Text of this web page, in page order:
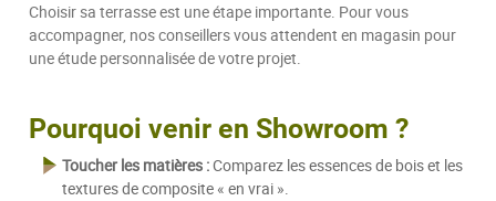
Choisir sa terrasse est une étape importante. Pour vous
accompagner, nos conseillers vous attendent en magasin pour
une étude personnalisée de votre projet.
Pourquoi venir en Showroom ?
Toucher les matières :Comparez les essences de bois et les
textures de composite « en vrai ».